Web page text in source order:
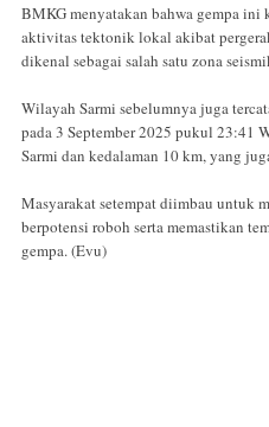
BMKG menyatakan bahwa gempa ini
aktivitas tektonik lokal akibat
dikenal sebagai salah satu zona
Wilayah Sarmi sebelumnya juga
pada 3 September 2025 pukul 23:41
Sarmi dan kedalaman 10 km, yang
Masyarakat setempat diimbau untuk
berpotensi roboh serta memastikan
gempa. (Evu)